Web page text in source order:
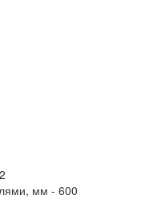
мм - 600